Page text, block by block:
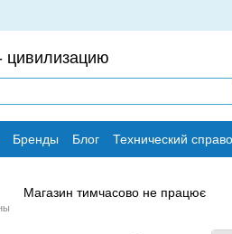
цивилизацию
Бренды Блог Технический